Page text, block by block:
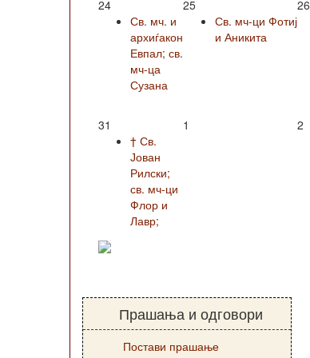
24
Св. мч. и
архиѓакон
Евпал; св.
мч-ца
Сузана
25
Св. мч-ци Фотиј
и Аникита
26
31
† Св.
Јован
Рилски;
св. мч-ци
Флор и
Лавр;
1 2
Прашања и одговори
Постави прашање